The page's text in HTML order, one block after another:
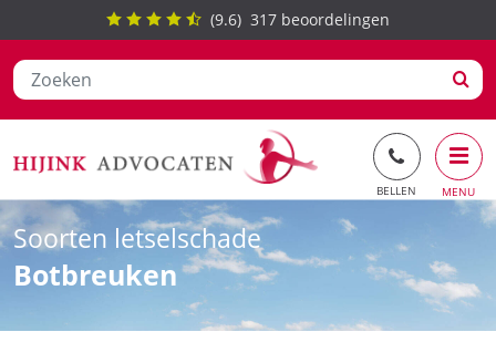
Ga
naar
de
(9.6) 317 beoordelingen
Soorten letselschade
Botbreuken